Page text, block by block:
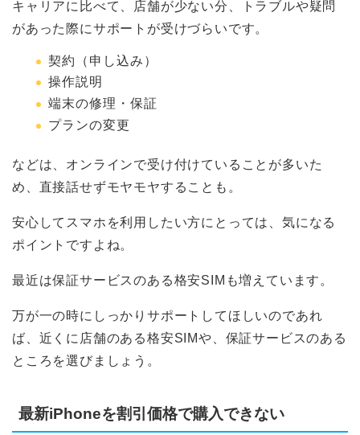
キャリアに比べて、店舗が少ない分、トラブルや疑問
があった際にサポートが受けづらいです。
契約（申し込み）
操作説明
端末の修理・保証
プランの変更
などは、オンラインで受け付けていることが多いた
め、直接話せずモヤモヤすることも。
安心してスマホを利用したい方にとっては、気になる
ポイントですよね。
最近は保証サービスのある格安SIMも増えています。
万が一の時にしっかりサポートしてほしいのであれ
ば、近くに店舗のある格安SIMや、保証サービスのある
ところを選びましょう。
最新iPhoneを割引価格で購入できない